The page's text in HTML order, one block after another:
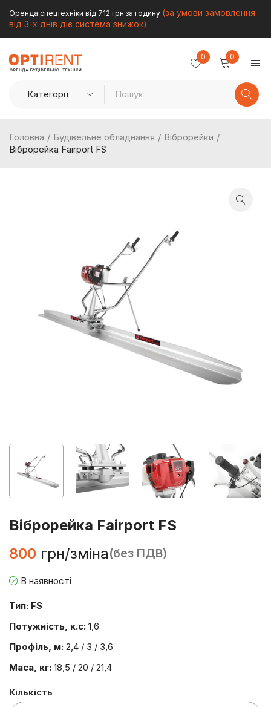
Оренда спецтехніки від 712 грн за годину (за умови замовлення
від 3-х днів діє система знижок)
0 0
Головна / Будівельне обладнання / Віброрейки /
Віброрейка Fairport FS
Віброрейка Fairport FS
800 грн/зміна(без ПДВ)
В наявності
Тип: FS
Потужність, к.с: 1,6
Профіль, м: 2,4 / 3 / 3,6
Маса, кг: 18,5 / 20 / 21,4
Кількість